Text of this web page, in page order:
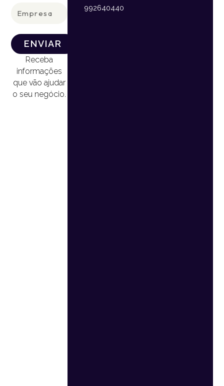
ENVIAR
Receba
informações
que vão ajudar
o seu negócio.
992640440